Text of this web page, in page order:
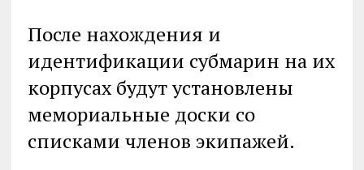
После нахождения и
идентификации субмарин на их
корпусах будут установлены
мемориальные доски со
списками членов экипажей.